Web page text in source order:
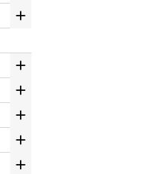





